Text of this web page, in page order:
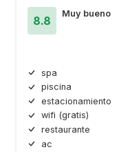
8.8
Muy bueno
spa
piscina
estacionamiento
wifi (gratis)
restaurante
ac